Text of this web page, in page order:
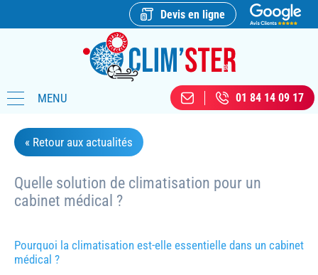
Devis en ligne
01 84 14 09 17
MENU
« Retour aux actualités
Quelle solution de climatisation pour un
cabinet médical ?
Pourquoi la climatisation est-elle essentielle dans un cabinet
médical ?